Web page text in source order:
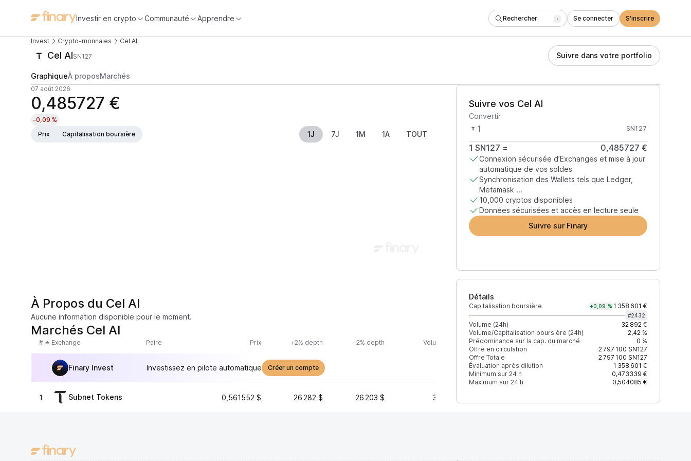
Investir en crypto Communauté Apprendre Rechercher / Se connecter S'inscrire
Invest Crypto-monnaies Cel AI
Cel AISN127 Suivre dans votre portfolio
GraphiqueÀ proposMarchés
07 août 2026
0,485727 €
-0,09 %
Prix
Capitalisation boursière 1J 7J 1M 1A TOUT
Suivre vos Cel AI
Convertir
SN127
1 SN127 = 0,485727 €
Connexion sécurisée d’Exchanges et mise à jour
automatique de vos soldes
Synchronisation des Wallets tels que Ledger,
Metamask ...
10,000 cryptos disponibles
Données sécurisées et accès en lecture seule
Suivre sur Finary
Détails
Capitalisation boursière +0,09 % 1 358 601 €
#2432
Volume (24h)
32 892 €
Volume/Capitalisation boursière (24h)
2,42 %
Prédominance sur la cap. du marché
0 %
Offre en circulation
2 797 100 SN127
Offre Totale
2 797 100 SN127
Évaluation après dilution
1 358 601 €
Minimum sur 24 h
0,473339 €
Maximum sur 24 h
0,504085 €
À Propos du Cel AI
Aucune information disponible pour le moment.
Marchés Cel AI
# Exchange Paire Prix +2% depth -2% depth Volume (24h) % du volume Confiance Mis à jour
Finary Invest Investissez en pilote automatique Créer un compte
1 Subnet Tokens 0,561552 $ 26 282 $ 26 203 $ 38 026 $